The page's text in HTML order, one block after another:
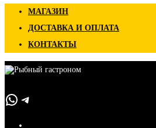
МАГАЗИН
ДОСТАВКА И ОПЛАТА
КОНТАКТЫ
WhatsApp
Telegram